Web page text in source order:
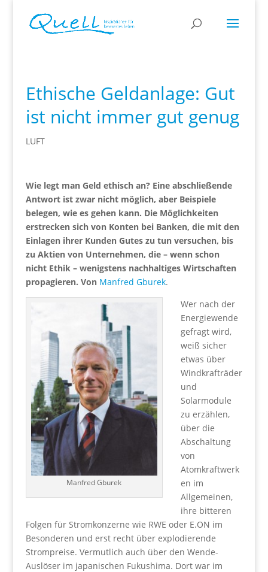
Ethische Geldanlage: Gut
ist nicht immer gut genug
LUFT
Wie legt man Geld ethisch an? Eine abschließende
Antwort ist zwar nicht möglich, aber Beispiele
belegen, wie es gehen kann. Die Möglichkeiten
erstrecken sich von Konten bei Banken, die mit den
Einlagen ihrer Kunden Gutes zu tun versuchen, bis
zu Aktien von Unternehmen, die – wenn schon
nicht Ethik – wenigstens nachhaltiges Wirtschaften
propagieren. Von Manfred Gburek.
Manfred Gburek
Wer nach der
Energiewende
gefragt wird,
weiß sicher
etwas über
Windkrafträder
und
Solarmodule
zu erzählen,
über die
Abschaltung
von
Atomkraftwerk
en im
Allgemeinen,
ihre bitteren
Folgen für Stromkonzerne wie RWE oder E.ON im
Besonderen und erst recht über explodierende
Strompreise. Vermutlich auch über den Wende-
Auslöser im japanischen Fukushima. Dort war im